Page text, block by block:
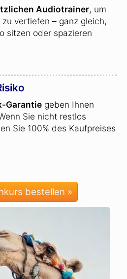
Audiotrainer, um
vertiefen – ganz gleich,
sitzen oder spazieren
Garantie geben Ihnen
Sie nicht restlos
Sie 100% des Kaufpreises
bestellen »